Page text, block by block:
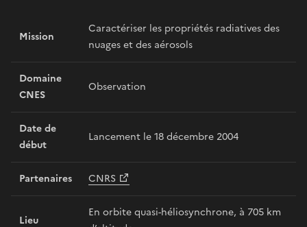
Mission
Caractériser les propriétés radiatives des
nuages et des aérosols
Domaine
CNES
Observation
Date de
début
Lancement le 18 décembre 2004
Partenaires CNRS
Lieu
En orbite quasi-héliosynchrone, à 705 km